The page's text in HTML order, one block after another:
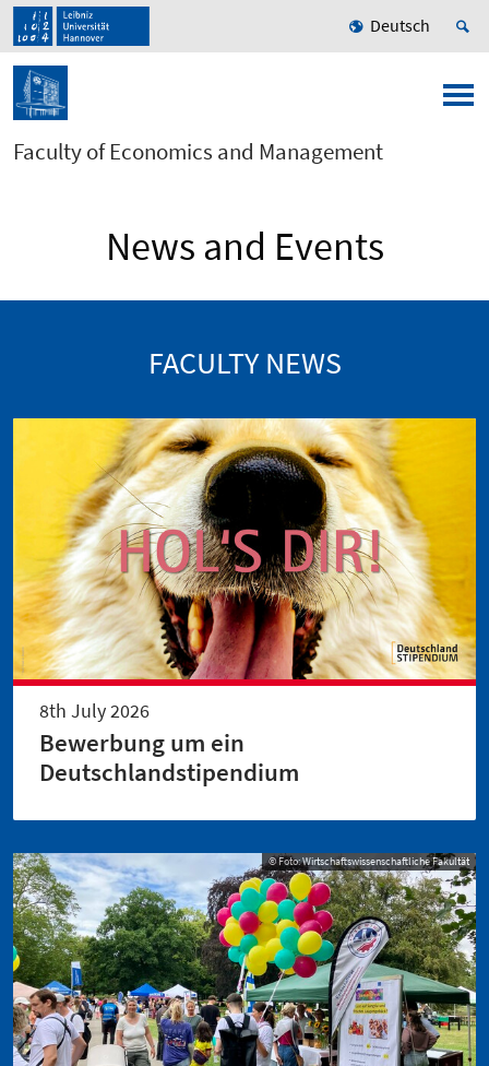
Deutsch
Faculty of Economics and Management
News and Events
FACULTY NEWS
8th July 2026
Bewerbung um ein
Deutschlandstipendium
© Foto: Wirtschaftswissenschaftliche Fakultät